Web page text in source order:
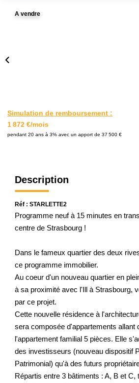
EXTRANET
A vendre
Simulation de remboursement :
1 872 €/mois
pendant 20 ans à 3% avec un apport de 37 500 €
Description
Réf : STARLETTE2
Programme neuf à 15 minutes en
centre de Strasbourg !
Dans le fameux quartier des deux
ce programme immobilier.
Au coeur d'un nouveau quartier en
à sa proximité avec l'Ill à Strasbourg,
par ce projet.
Cette nouvelle résidence à
sera composée d'appartements allant
l'appartement familial 5 pièces. Elle
des investisseurs (nouveau dispositif
Patrimonial) qu'à des futurs
Répartis entre 3 bâtiments : A, B et C,